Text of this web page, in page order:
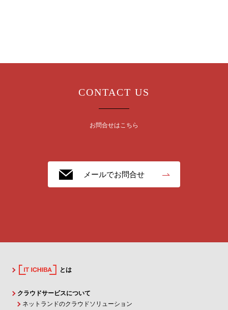
CONTACT US
お問合せはこちら
メールでお問合せ
とは
クラウドサービスについて
ネットランドのクラウドソリューション